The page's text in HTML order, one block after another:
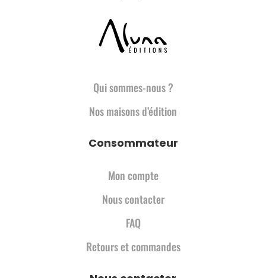
Qui sommes-nous ?
Nos maisons d’édition
Consommateur
Mon compte
Nous contacter
FAQ
Retours et commandes